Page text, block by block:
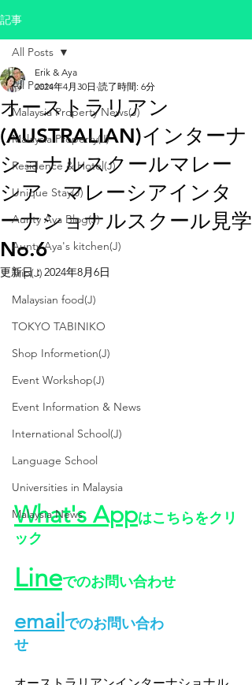
記事
All Posts
Malaysia Property News(J)
Malaysia Property(J)
Residence & Hotel(J)
Unique Stay(J)
Aunty Aya Blog(J)
Aunty Aya's kitchen(J)
Trip(J)
Malaysian food(J)
TOKYO TABINIKO
Shop Informetion(J)
Event Workshop(J)
Event Information & News
International School(J)
Language School
Universities in Malaysia
Malaysia News
All Posts
オーストラリアン
(AUSTRALIAN)インターナ
ショナルスクールマレー
シア マレーシアインタ
ーナショナルスクール見学
No.6
Erik & Aya
2024年4月30日 読了時間: 6分
更新日：2024年8月6日
What's Appはこちらをクリ
ック
Lineでのお問い合わせ
email でのお問い合わ
せ